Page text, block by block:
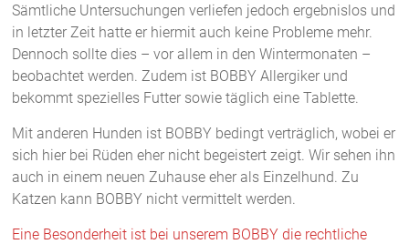
Sämtliche Untersuchungen verliefen jedoch ergebnislos und
in letzter Zeit hatte er hiermit auch keine Probleme mehr.
Dennoch sollte dies – vor allem in den Wintermonaten –
beobachtet werden. Zudem ist BOBBY Allergiker und
bekommt spezielles Futter sowie täglich eine Tablette.
Mit anderen Hunden ist BOBBY bedingt verträglich, wobei er
sich hier bei Rüden eher nicht begeistert zeigt. Wir sehen ihn
auch in einem neuen Zuhause eher als Einzelhund. Zu
Katzen kann BOBBY nicht vermittelt werden.
Eine Besonderheit ist bei unserem BOBBY die rechtliche